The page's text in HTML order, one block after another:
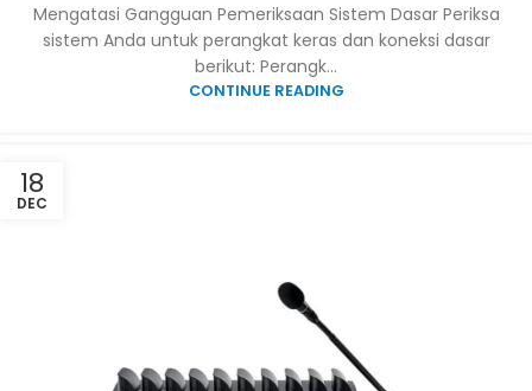
Mengatasi Gangguan Pemeriksaan Sistem Dasar Periksa
sistem Anda untuk perangkat keras dan koneksi dasar
berikut: Perangk...
CONTINUE READING
18
DEC